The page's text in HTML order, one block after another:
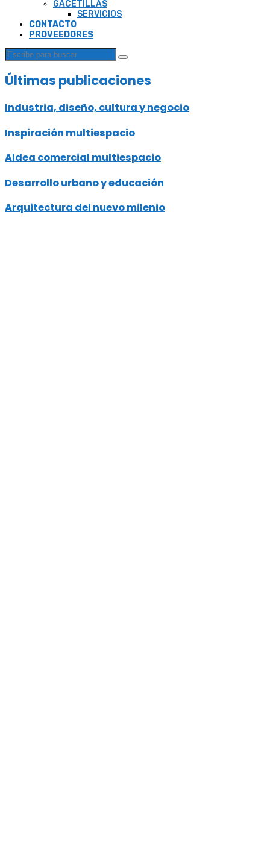
GACETILLAS
SERVICIOS
CONTACTO
PROVEEDORES
Últimas publicaciones
Industria, diseño, cultura y negocio
Inspiración multiespacio
Aldea comercial multiespacio
Desarrollo urbano y educación
Arquitectura del nuevo milenio